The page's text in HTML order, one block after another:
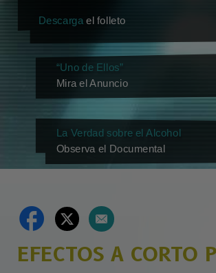
Descarga el folleto
“Uno de Ellos”
Mira el Anuncio
La Verdad sobre el Alcohol
Observa el Documental
EFECTOS A CORTO